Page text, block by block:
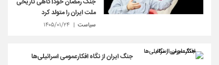
ملت ایران را متولد کرد
سیاست ۱۴۰۵/۰۱/۲۴
جنگ ایران از نگاه افکارعمومی اسرائیلی‌ها